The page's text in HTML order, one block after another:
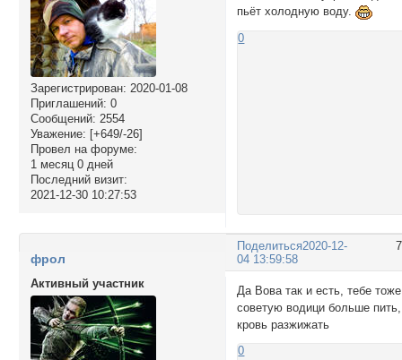
Зарегистрирован: 2020-01-08
Приглашений: 0
Сообщений: 2554
Уважение: [+649/-26]
Провел на форуме:
1 месяц 0 дней
Последний визит:
2021-12-30 10:27:53
пьёт холодную воду.
0
Поделиться2020-12-
04 13:59:58
фрол
Активный участник
Да Вова так и есть, тебе тоже
советую водици больше пить,
кровь разжижать
0